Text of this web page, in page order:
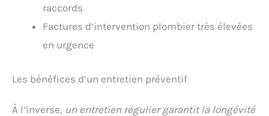
raccords
Factures d’intervention plombier très élevées
en urgence
Les bénéfices d’un entretien préventif
À l’inverse, un entretien régulier garantit la longévité